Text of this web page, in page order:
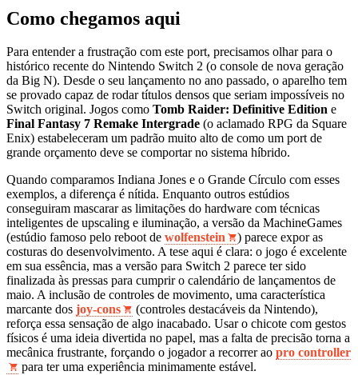
Como chegamos aqui
Para entender a frustração com este port, precisamos olhar para o
histórico recente do Nintendo Switch 2 (o console de nova geração
da Big N). Desde o seu lançamento no ano passado, o aparelho tem
se provado capaz de rodar títulos densos que seriam impossíveis no
Switch original. Jogos como Tomb Raider: Definitive Edition e
Final Fantasy 7 Remake Intergrade (o aclamado RPG da Square
Enix) estabeleceram um padrão muito alto de como um port de
grande orçamento deve se comportar no sistema híbrido.
Quando comparamos Indiana Jones e o Grande Círculo com esses
exemplos, a diferença é nítida. Enquanto outros estúdios
conseguiram mascarar as limitações do hardware com técnicas
inteligentes de upscaling e iluminação, a versão da MachineGames
(estúdio famoso pelo reboot de wolfenstein
) parece expor as
costuras do desenvolvimento. A tese aqui é clara: o jogo é excelente
em sua essência, mas a versão para Switch 2 parece ter sido
finalizada às pressas para cumprir o calendário de lançamentos de
maio. A inclusão de controles de movimento, uma característica
marcante dos joy-cons
(controles destacáveis da Nintendo),
reforça essa sensação de algo inacabado. Usar o chicote com gestos
físicos é uma ideia divertida no papel, mas a falta de precisão torna a
mecânica frustrante, forçando o jogador a recorrer ao pro controller
para ter uma experiência minimamente estável.